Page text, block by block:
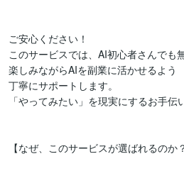
ご安心ください！
このサービスでは、AI初心者さんでも
楽しみながらAIを副業に活かせるよう
丁寧にサポートします。
「やってみたい」を現実にするお手伝
【なぜ、このサービスが選ばれるのか